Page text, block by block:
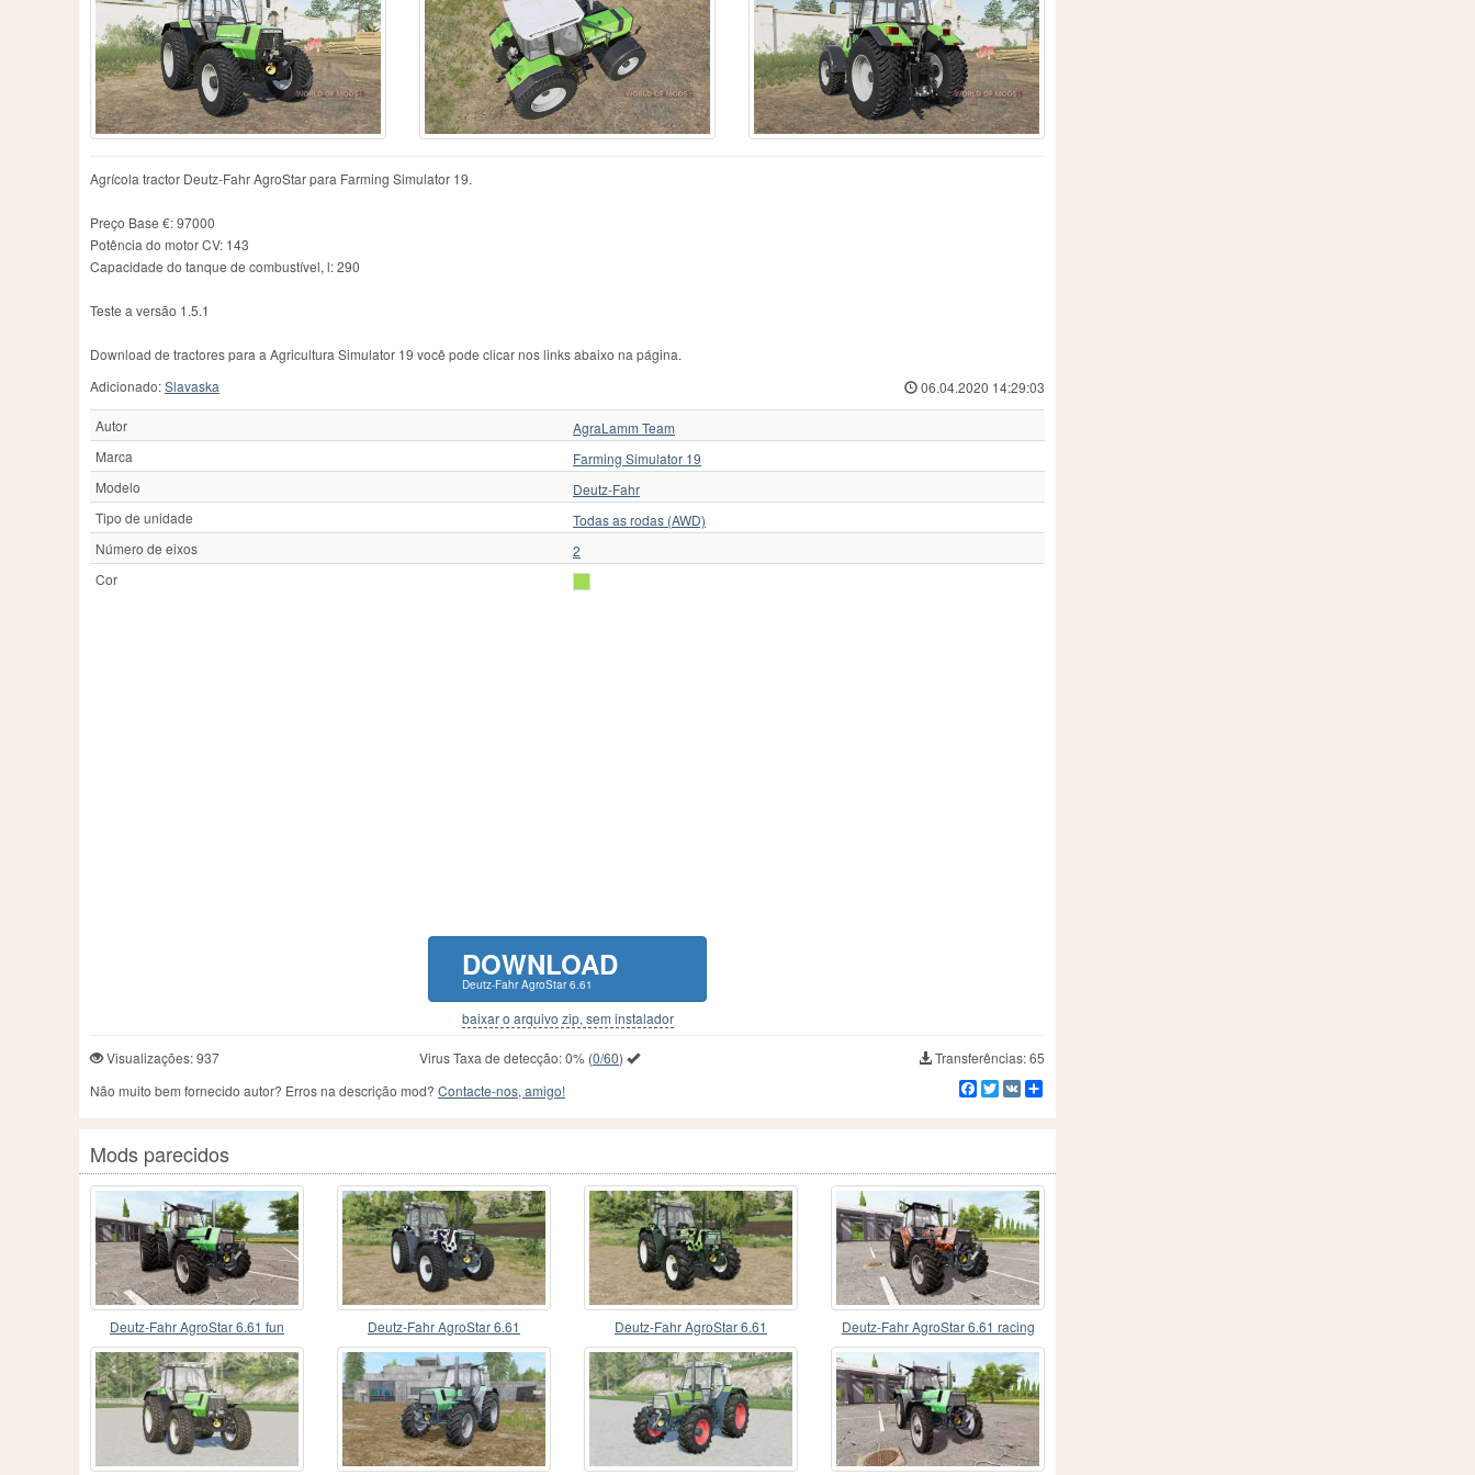
Case IH
606
Caterpillar
1
Challenger
111
Chamberlain
2
County
1
Deutz
7
Deutz-Fahr
398
Eicher
15
Fiatagri
3
Ford
53
Fortschritt
46
Guldner
13
Hanomag
5
Hatz
2
Hurlimann
21
IMT
92
Mercedes-Benz
70
New Hollan
1
New Holland
513
Oliver
1
Pasquali
1
PistenBully
8
Porsche-Diesel
1
Ursus C-360
1
Ursus C-362
1
Valmet
35
Valtr
1
Valtra
125
Valtra N154e
1
Versatile
32
ЛТЗ
19
МТЗ
557
Слобожанец
18
Трактор для Farming Simulator 19
24
Укравтозапчастина
1
ХЗТСШ
8
ХТЗ
202
Agrícola tractor Deutz-Fahr AgroStar para Farming Simulator 19.
Preço Base €: 97000
Potência do motor CV: 143
Capacidade do tanque de combustível, l: 290
Teste a versão 1.5.1
Download de tractores para a Agricultura Simulator 19 você pode clicar nos links abaixo na página.
Adicionado:Slavaska 06.04.2020 14:29:03
Autor
AgraLamm Team
Marca
Farming Simulator 19
Modelo
Deutz-Fahr
Tipo de unidade
Todas as rodas (AWD)
Número de eixos
2
Cor
DOWNLOAD
Deutz-Fahr AgroStar 6.61
baixar o arquivo zip, sem instalador
Visualizações: 937 Virus Taxa de detecção:0%(0/60)
Transferências: 65
Não muito bem fornecido autor? Erros na descrição mod? Contacte-nos, amigo! Facebook
Twitter
VK
Mods parecidos
Deutz-Fahr AgroStar 6.61 fun Deutz-Fahr AgroStar 6.61 Deutz-Fahr AgroStar 6.61
Deutz-Fahr AgroStar 6.61 racing
v1.2